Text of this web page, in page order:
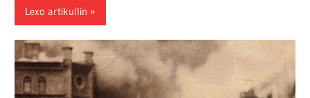
Lexo artikullin